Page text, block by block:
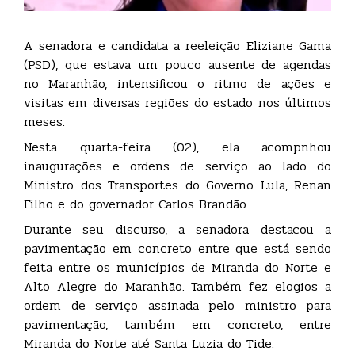
A senadora e candidata a reeleição Eliziane Gama
(PSD), que estava um pouco ausente de agendas
no Maranhão, intensificou o ritmo de ações e
visitas em diversas regiões do estado nos últimos
meses.
Nesta quarta-feira (02), ela acompnhou
inaugurações e ordens de serviço ao lado do
Ministro dos Transportes do Governo Lula, Renan
Filho e do governador Carlos Brandão.
Durante seu discurso, a senadora destacou a
pavimentação em concreto entre que está sendo
feita entre os municípios de Miranda do Norte e
Alto Alegre do Maranhão. Também fez elogios a
ordem de serviço assinada pelo ministro para
pavimentação, também em concreto, entre
Miranda do Norte até Santa Luzia do Tide.